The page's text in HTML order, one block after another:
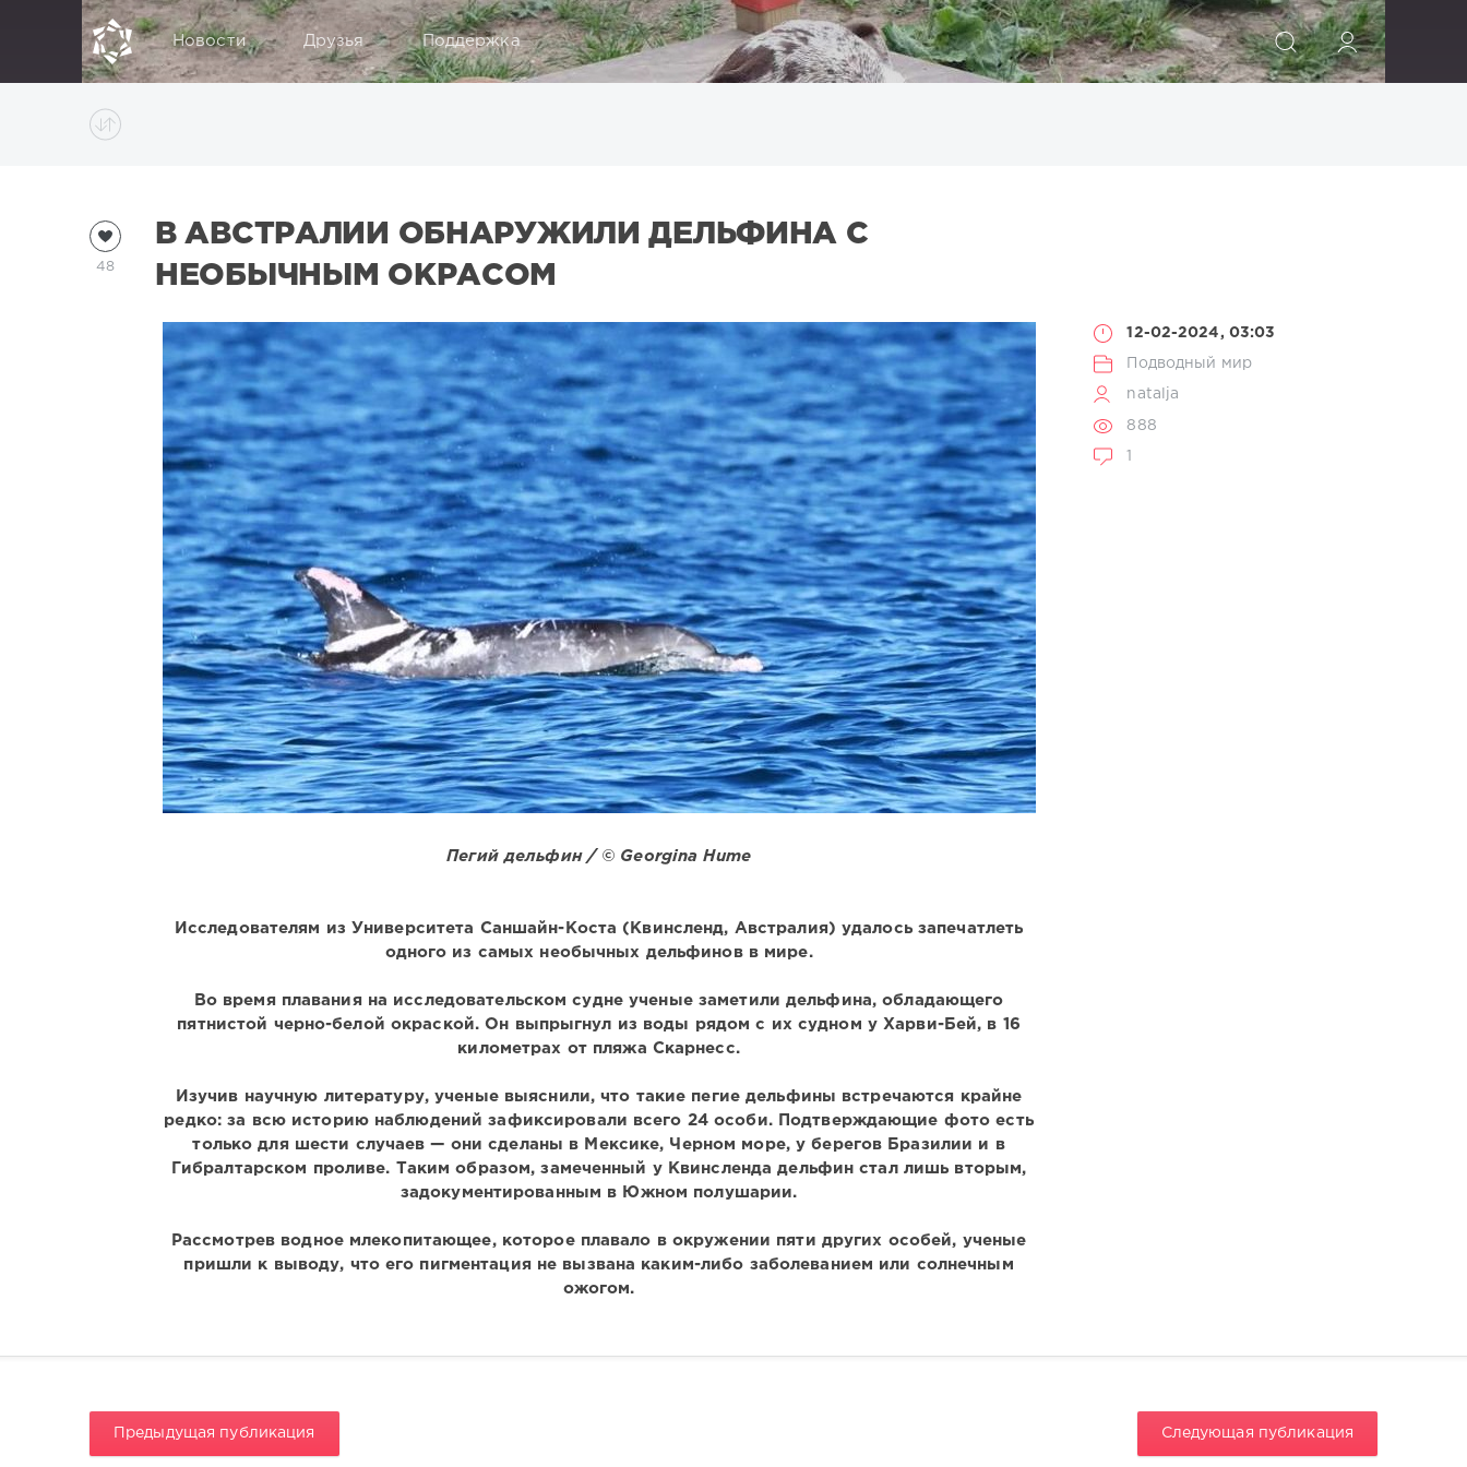
ИСКАТЬ
Новости Друзья Поддержка
В АВСТРАЛИИ ОБНАРУЖИЛИ ДЕЛЬФИНА С
НЕОБЫЧНЫМ ОКРАСОМ
12-02-2024, 03:03
Подводный мир
natalja
888
1
48
Пегий дельфин / © Georgina Hume
Исследователям из Университета Саншайн-Коста (Квинсленд, Австралия) удалось запечатлеть
одного из самых необычных дельфинов в мире.
Во время плавания на исследовательском судне ученые заметили дельфина, обладающего
пятнистой черно-белой окраской. Он выпрыгнул из воды рядом с их судном у Харви-Бей, в 16
километрах от пляжа Скарнесс.
Изучив научную литературу, ученые выяснили, что такие пегие дельфины встречаются крайне
редко: за всю историю наблюдений зафиксировали всего 24 особи. Подтверждающие фото есть
только для шести случаев — они сделаны в Мексике, Черном море, у берегов Бразилии и в
Гибралтарском проливе. Таким образом, замеченный у Квинсленда дельфин стал лишь вторым,
задокументированным в Южном полушарии.
Рассмотрев водное млекопитающее, которое плавало в окружении пяти других особей, ученые
пришли к выводу, что его пигментация не вызвана каким-либо заболеванием или солнечным
ожогом.
Предыдущая публикация Следующая публикация